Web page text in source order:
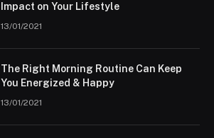
Impact on Your Lifestyle
13/01/2021
The Right Morning Routine Can Keep
You Energized & Happy
13/01/2021